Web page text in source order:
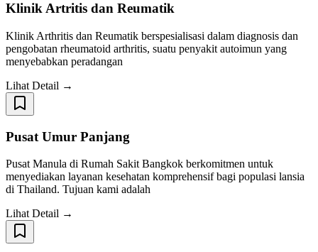
Klinik Artritis dan Reumatik
Klinik Arthritis dan Reumatik berspesialisasi dalam diagnosis dan
pengobatan rheumatoid arthritis, suatu penyakit autoimun yang
menyebabkan peradangan
Lihat Detail →
Pusat Umur Panjang
Pusat Manula di Rumah Sakit Bangkok berkomitmen untuk
menyediakan layanan kesehatan komprehensif bagi populasi lansia
di Thailand. Tujuan kami adalah
Lihat Detail →